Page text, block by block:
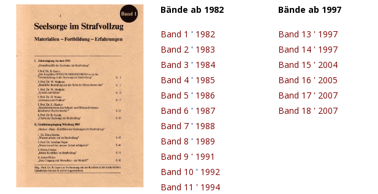
Bände ab 1982
Band 1 ' 1982
Band 2 ' 1983
Band 3 ' 1984
Band 4 ' 1985
Band 5 ' 1986
Band 6 ' 1987
Band 7 ' 1988
Band 8 ' 1989
Band 9 ' 1991
Band 10 ' 1992
Band 11 ' 1994
Bände ab 1997
Band 13 ' 1997
Band 14 ' 1997
Band 15 ' 2004
Band 16 ' 2005
Band 17 ' 2007
Band 18 ' 2007